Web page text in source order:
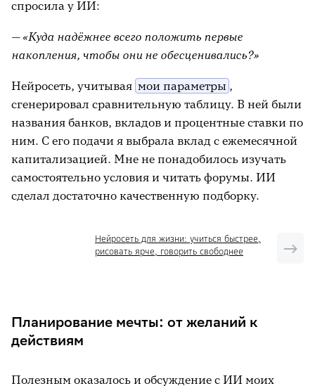
спросила у ИИ:
— «Куда надёжнее всего положить первые
накопления, чтобы они не обесценивались?»
Нейросеть, учитывая мои параметры ,
сгенерировал сравнительную таблицу. В ней были
названия банков, вкладов и процентные ставки по
ним. С его подачи я выбрала вклад с ежемесячной
капитализацией. Мне не понадобилось изучать
самостоятельно условия и читать форумы. ИИ
сделал достаточно качественную подборку.
Нейросеть для жизни: учиться быстрее,
рисовать ярче, говорить свободнее
Планирование мечты: от желаний к
действиям
Полезным оказалось и обсуждение с ИИ моих